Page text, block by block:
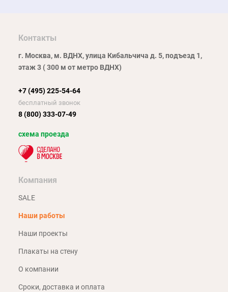
Контакты
г. Москва, м. ВДНХ, улица Кибальчича д. 5, подъезд 1,
этаж 3 ( 300 м от метро ВДНХ)
+7 (495) 225-54-64
бесплатный звонок
8 (800) 333-07-49
схема проезда
Компания
SALE
Наши работы
Наши проекты
Плакаты на стену
О компании
Сроки, доставка и оплата